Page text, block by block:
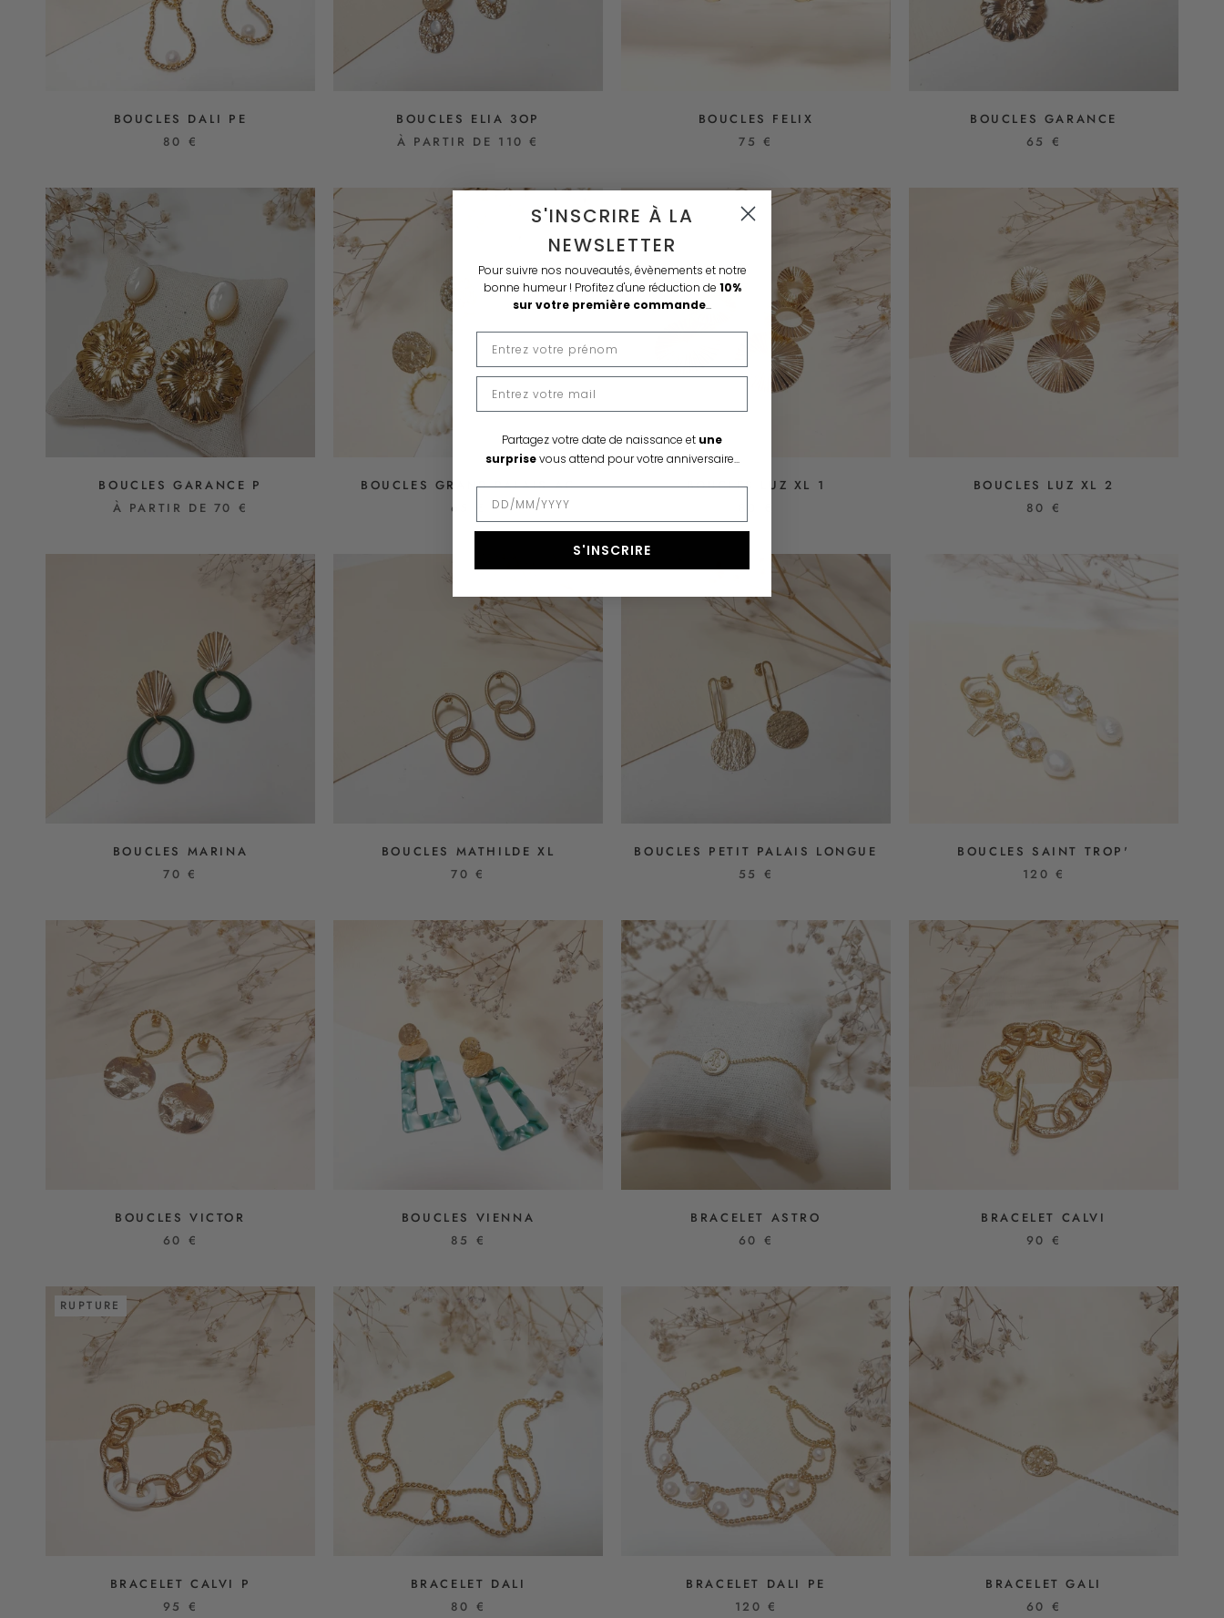
BOUCLES DALI PE
80 €
BOUCLES ELIA 3OP
À PARTIR DE 110 €
BOUCLES FELIX
75 €
BOUCLES GARANCE
65 €
BOUCLES GARANCE P
À PARTIR DE 70 €
BOUCLES GRAND PALAIS AC
65 €
BOUCLES LUZ XL 1
BOUCLES LUZ XL 2
80 €
BOUCLES MARINA
70 €
BOUCLES MATHILDE XL
70 €
BOUCLES PETIT PALAIS LONGUE
55 €
BOUCLES SAINT TROP'
120 €
BOUCLES VICTOR
60 €
BOUCLES VIENNA
85 €
BRACELET ASTRO
60 €
BRACELET CALVI
90 €
RUPTURE
BRACELET CALVI P
95 €
BRACELET DALI
80 €
BRACELET DALI PE
120 €
BRACELET GALI
60 €
S'INSCRIRE À LA
NEWSLETTER
Pour suivre nos nouveautés, évènements et notre
bonne humeur !Profitez d'une réduction de 10%
sur votre première commande...
Partagez votre date de naissance et une
surprisevous attend pour votre anniversaire...
S'INSCRIRE